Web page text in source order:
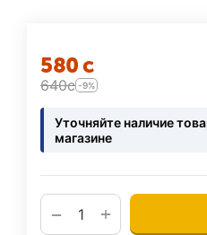
‍580‍с
‍640‍с -9%
Уточняйте наличие
магазине
+
−